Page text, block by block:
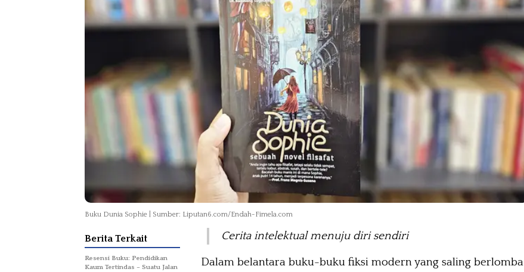
Buku Dunia Sophie | Sumber: Liputan6.com/Endah-Fimela.com
Cerita intelektual menuju diri sendiri
Dalam belantara buku-buku fiksi modern yang saling berlomba
Berita Terkait
Resensi Buku: Pendidikan
Kaum Tertindas – Suatu Jalan